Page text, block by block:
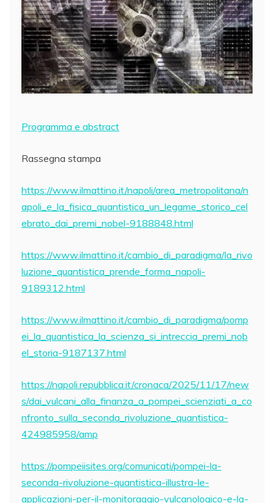
Programma e abstract
Rassegna stampa
https://www.ilmattino.it/napoli/area_metropolitana/n
apoli_e_la_fisica_quantistica_un_legame_storico_cel
ebrato_dai_premi_nobel-9188848.html
https://www.ilmattino.it/cambio_di_paradigma/la_rivo
luzione_quantistica_prende_forma_napoli-
9189312.html
https://www.ilmattino.it/cambio_di_paradigma/pomp
ei_la_quantistica_la_scienza_si_intreccia_premi_nob
el_storia-9187137.html
https://napoli.repubblica.it/cronaca/2025/11/17/new
s/dai_vulcani_alla_finanza_a_pompei_scienziati_a_co
nfronto_sulla_seconda_rivoluzione_quantistica-
424985958/amp
https://pompeiisites.org/comunicati/pompei-la-
seconda-rivoluzione-quantistica-illustra-le-
applicazioni-per-il-monitoraggio-vulcanologico-e-la-